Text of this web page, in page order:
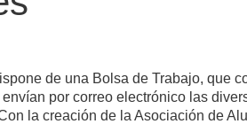
de una Bolsa de Trabajo, que
por correo electrónico las
la creación de la Asociación de